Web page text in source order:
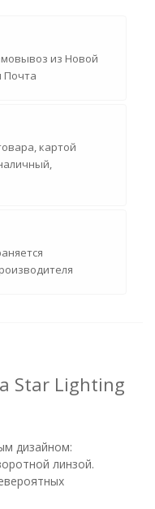
из Новой
Почта
картой
Star Lighting
дизайном:
линзой.